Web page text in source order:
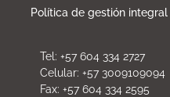
Política de gestión integral
Tel: +57 604 334 2727
Celular: +57 3009109094
Fax: +57 604 334 2595